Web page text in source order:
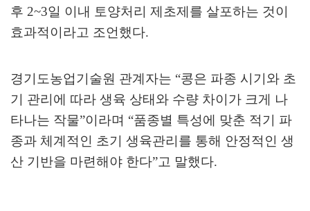
후 2~3일 이내 토양처리 제초제를 살포하는 것이
효과적이라고 조언했다.
경기도농업기술원 관계자는 “콩은 파종 시기와 초
기 관리에 따라 생육 상태와 수량 차이가 크게 나
타나는 작물”이라며 “품종별 특성에 맞춘 적기 파
종과 체계적인 초기 생육관리를 통해 안정적인 생
산 기반을 마련해야 한다”고 말했다.